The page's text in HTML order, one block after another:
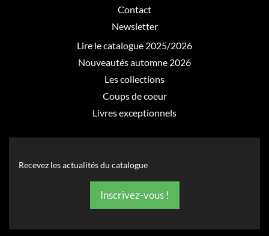
Contact
Newsletter
Lire le catalogue 2025/2026
Nouveautés automne 2026
Les collections
Coups de coeur
Livres exceptionnels
Recevez les actualités du catalogue
Inscrivez-vous !